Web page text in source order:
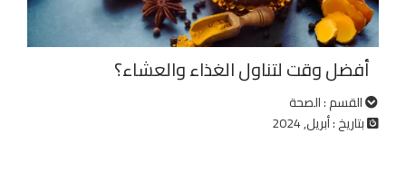
أفضل وقت لتناول الغذاء والعشاء؟
القسم : الصحة
بتاريخ : أبريل, 2024